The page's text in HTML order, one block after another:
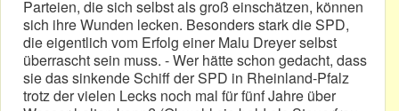
Parteien, die sich selbst als groß einschätzen, können
sich ihre Wunden lecken. Besonders stark die SPD,
die eigentlich vom Erfolg einer Malu Dreyer selbst
überrascht sein muss. - Wer hätte schon gedacht, dass
sie das sinkende Schiff der SPD in Rheinland-Pfalz
trotz der vielen Lecks noch mal für fünf Jahre über